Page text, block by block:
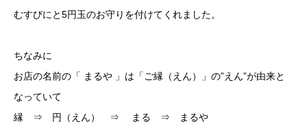
むすびにと5円玉のお守りを付けてくれました。
ちなみに
お店の名前の「 まるや 」は「ご縁（えん）」の”えん”が由来と
なっていて
縁 ⇒ 円（えん） ⇒ まる ⇒ まるや